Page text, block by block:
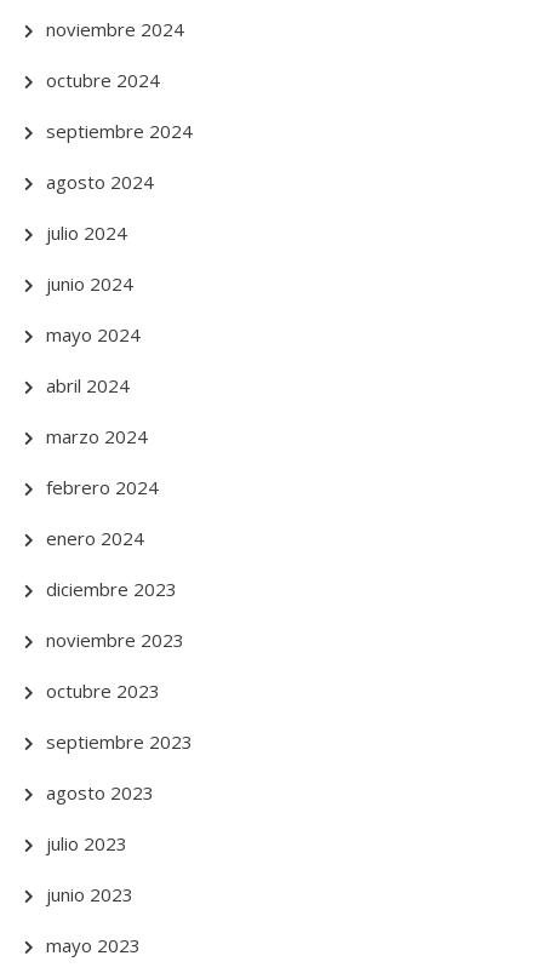
noviembre 2024
octubre 2024
septiembre 2024
agosto 2024
julio 2024
junio 2024
mayo 2024
abril 2024
marzo 2024
febrero 2024
enero 2024
diciembre 2023
noviembre 2023
octubre 2023
septiembre 2023
agosto 2023
julio 2023
junio 2023
mayo 2023